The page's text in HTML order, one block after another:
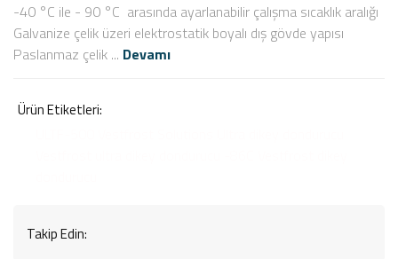
-40 °C ile - 90 °C arasında ayarlanabilir çalışma sıcaklık aralığı
Galvanize çelik üzeri elektrostatik boyalı dış gövde yapısı
Paslanmaz çelik ... Devamı
Ürün Etiketleri:
Takip Edin: